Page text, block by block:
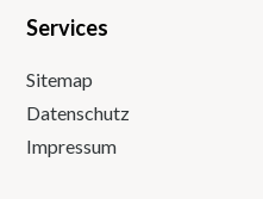
Services
Sitemap
Datenschutz
Impressum